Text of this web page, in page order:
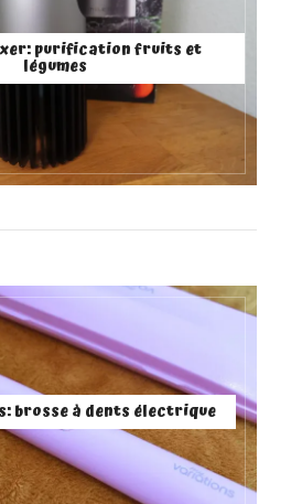
purification fruits et
légumes
brosse à dents électrique